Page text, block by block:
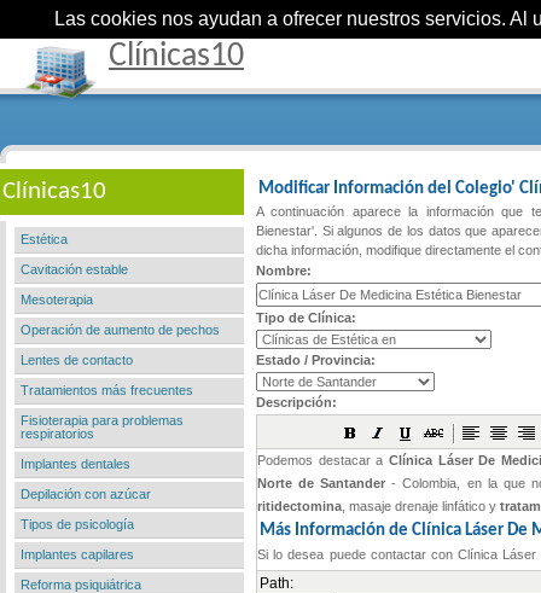
Clínicas10
Clínicas10
Estética
Cavitación estable
Mesoterapia
Operación de aumento de pechos
Lentes de contacto
Tratamientos más frecuentes
Fisioterapia para problemas
respiratorios
Implantes dentales
Depilación con azúcar
Tipos de psicología
Implantes capilares
Reforma psiquiátrica
Modificar Información del Colegio'
A continuación aparece la información que
Bienestar'. Si algunos de los datos que
dicha información, modifique directamente el
Nombre:
Tipo de Clínica:
Estado / Provincia:
Descripción:
Path:
Las cookies nos ayudan a ofrecer nuestros servicios.